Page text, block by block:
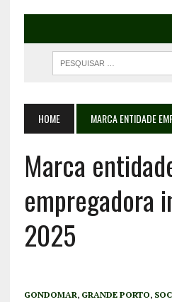
HOME MARCA ENTIDADE
Marca
empregadora
2025
GONDOMAR, GRANDE PORTO,